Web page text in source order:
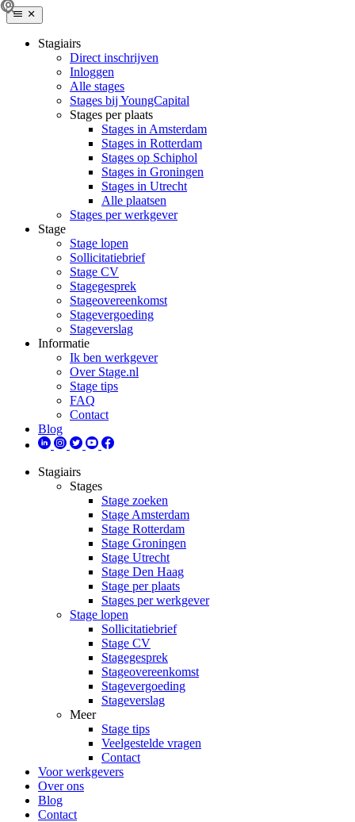
Stagiairs
Direct inschrijven
Inloggen
Alle stages
Stages bij YoungCapital
Stages per plaats
Stages in Amsterdam
Stages in Rotterdam
Stages op Schiphol
Stages in Groningen
Stages in Utrecht
Alle plaatsen
Stages per werkgever
Stage
Stage lopen
Sollicitatiebrief
Stage CV
Stagegesprek
Stageovereenkomst
Stagevergoeding
Stageverslag
Informatie
Ik ben werkgever
Over Stage.nl
Stage tips
FAQ
Contact
Blog
Stagiairs
Stages
Stage zoeken
Stage Amsterdam
Stage Rotterdam
Stage Groningen
Stage Utrecht
Stage Den Haag
Stage per plaats
Stages per werkgever
Stage lopen
Sollicitatiebrief
Stage CV
Stagegesprek
Stageovereenkomst
Stagevergoeding
Stageverslag
Meer
Stage tips
Veelgestelde vragen
Contact
Voor werkgevers
Over ons
Blog
Contact